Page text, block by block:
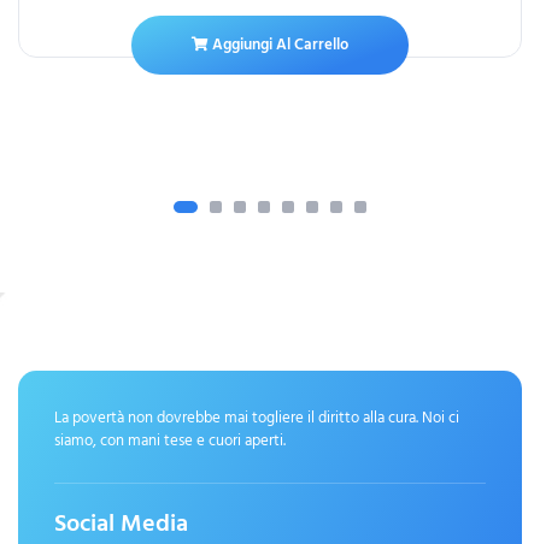
Aggiungi Al Carrello
La povertà non dovrebbe mai togliere il diritto alla cura. Noi ci
siamo, con mani tese e cuori aperti.
Social Media